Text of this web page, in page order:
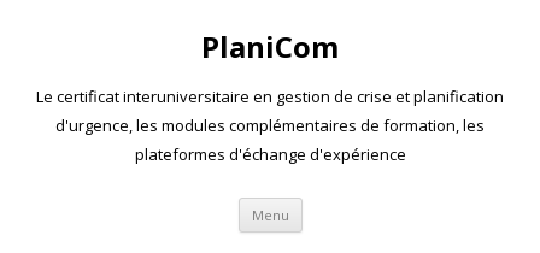
PlaniCom
Le certificat interuniversitaire en gestion de crise et planification
d'urgence, les modules complémentaires de formation, les
plateformes d'échange d'expérience
Menu Aller
contenu